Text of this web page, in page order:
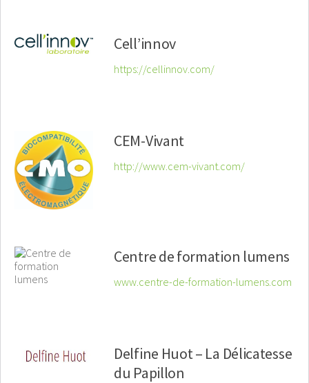
Cell’innov
https://cellinnov.com/
CEM-Vivant
http://www.cem-vivant.com/
Centre de formation lumens
www.centre-de-formation-lumens.com
Delfine Huot – La Délicatesse
du Papillon